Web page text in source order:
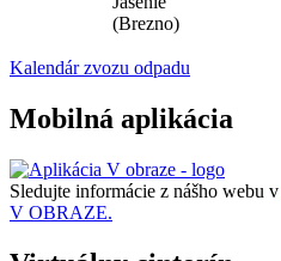
(Brezno)
Kalendár zvozu odpadu
Mobilná aplikácia
Sledujte informácie z nášho webu v
V OBRAZE.